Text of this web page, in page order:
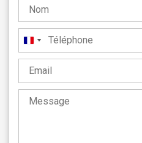
France
+33